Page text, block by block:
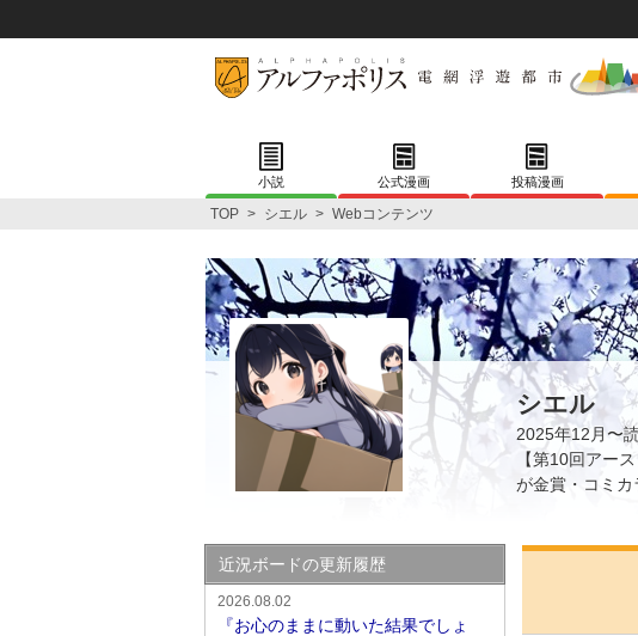
小説 公式漫画 投稿漫画
TOP > シエル > Webコンテンツ
シエル
2025年12月〜
【第10回アー
が金賞・コミカ
近況ボードの更新履歴
2026.08.02
『お心のままに動いた結果でしょ